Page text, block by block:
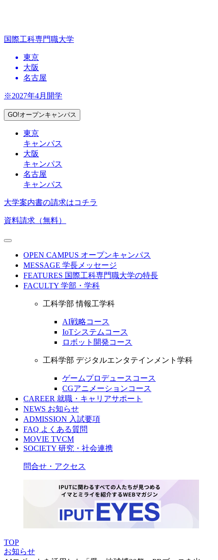
国際工科専門職大学
東京
大阪
名古屋
※2027年4月開学
GO!オープンキャンパス
東京
キャンパス
大阪
キャンパス
名古屋
キャンパス
大学案内書の請求はコチラ
資料請求（無料）
OPEN CAMPUS オープンキャンパス
MESSAGE 学長メッセージ
FEATURES 国際工科専門職大学の特長
FACULTY 学部・学科
工科学部 情報工学科
AI戦略コース
IoTシステムコース
ロボット開発コース
工科学部 デジタルエンタテインメント学科
ゲームプロデュースコース
CGアニメーションコース
CAREER 就職・キャリアサポート
NEWS お知らせ
ADMISSION 入試要項
FAQ よくある質問
MOVIE TVCM
SOCIETY 研究・社会連携
問合せ・アクセス
TOP
お知らせ